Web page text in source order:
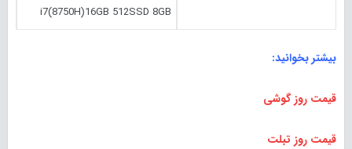
i7(8750H)16GB 512SSD 8GB
بیشتر بخوانید:
قیمت روز گوشی
قیمت روز تبلت